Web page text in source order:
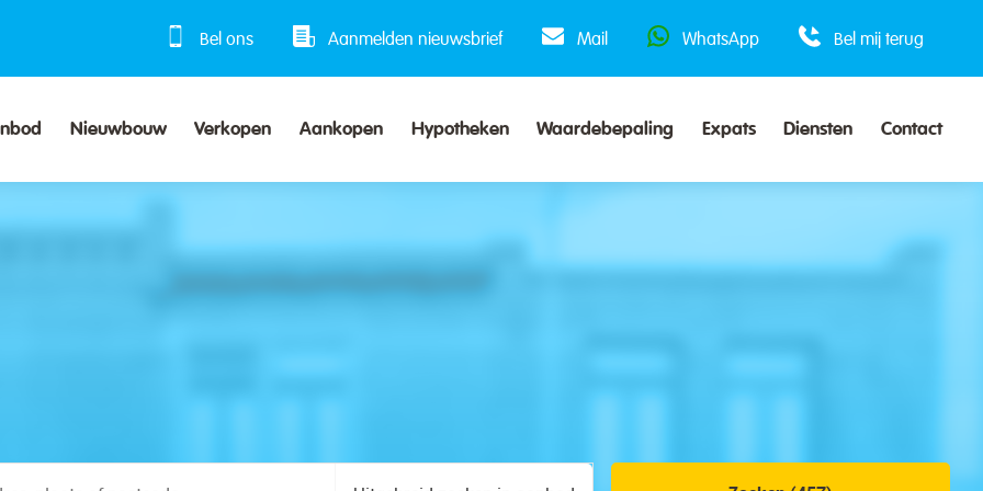
Bel ons Aanmelden nieuwsbrief Mail WhatsApp Bel mij terug
Nieuwbouw Verkopen Aankopen Hypotheken Waardebepaling Expats Diensten Contact